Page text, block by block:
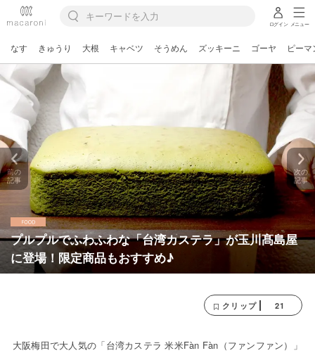
ログイン メニュー
なす きゅうり 大根 キャベツ そうめん ズッキーニ ゴーヤ ピーマ
プルプルでふわふわな「台湾カステラ」が玉川髙島屋
に登場！限定商品もおすすめ♪
前の
記事
次の
記事
クリップ 21
大阪梅田で大人気の「台湾カステラ 米米Fàn Fàn（ファンファン）」